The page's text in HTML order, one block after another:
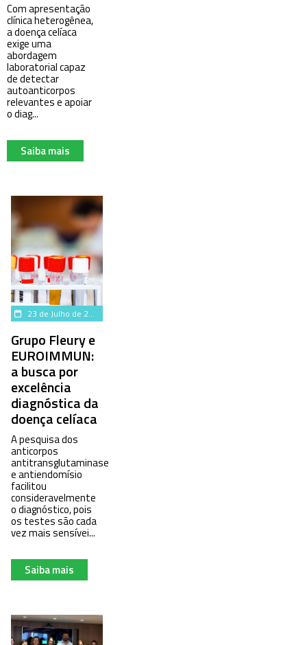
Com apresentação
clínica heterogênea,
a doença celíaca
exige uma
abordagem
laboratorial capaz
de detectar
autoanticorpos
relevantes e apoiar
o diag...
Saiba mais
23 de Julho de 2024
Grupo Fleury e
EUROIMMUN:
a busca por
excelência
diagnóstica da
doença celíaca
A pesquisa dos
anticorpos
antitransglutaminase
e antiendomísio
facilitou
consideravelmente
o diagnóstico, pois
os testes são cada
vez mais sensívei...
Saiba mais